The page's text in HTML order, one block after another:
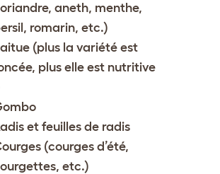
aneth, menthe,
romarin, etc.)
(plus la variété est
plus elle est nutritive
et feuilles de radis
(courges d’été,
etc.)